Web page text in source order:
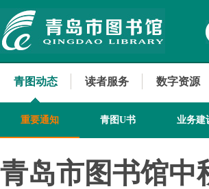
青图动态 读者服务 数字资源
重要通知 青图U书 业务建
青岛市图书馆中